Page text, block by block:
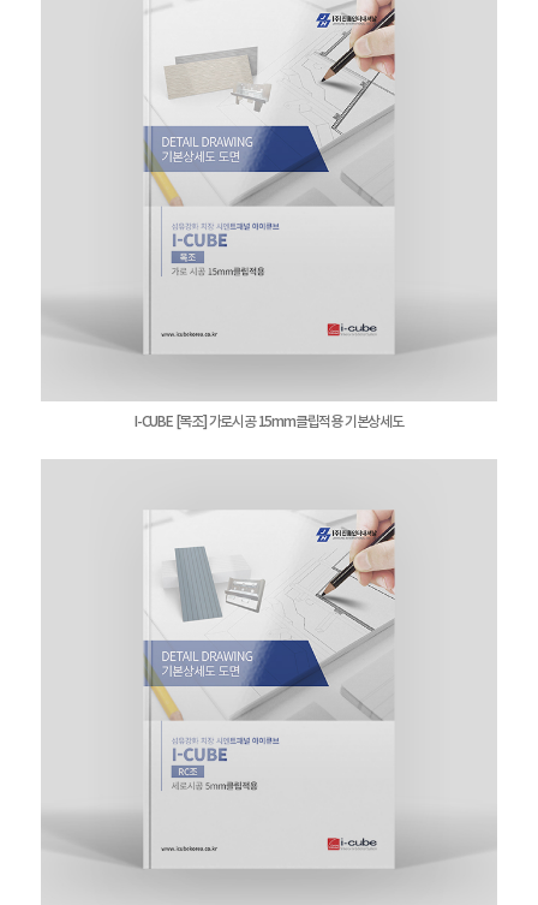
I-CUBE [목조] 가로시공 15mm클립적용 기본상세도